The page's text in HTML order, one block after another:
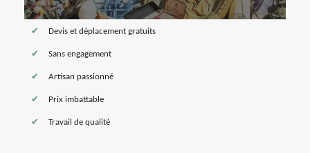
Devis et déplacement gratuits
Sans engagement
Artisan passionné
Prix imbattable
Travail de qualité